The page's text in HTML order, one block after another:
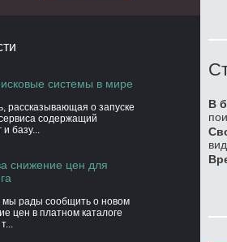
системы в мире
рассказывающая о запуске
содержащий
и базу...
снижение цен для
мы рады сообщить о новом
цен в платном каталоге
В